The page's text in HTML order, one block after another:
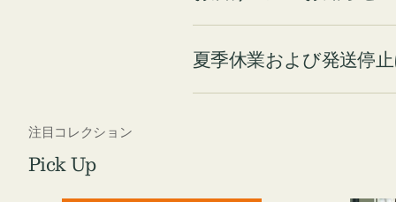
夏季休業および発送停
注目コレクション
Pick Up